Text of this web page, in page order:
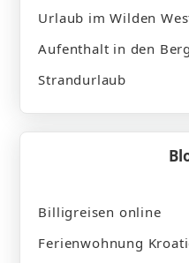
Urlaub im Wilden
Aufenthalt in den
Strandurlaub
Billigreisen online
Ferienwohnung